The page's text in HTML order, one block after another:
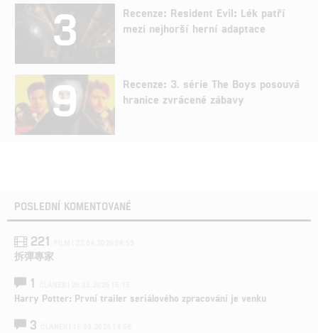
3
Recenze: Resident Evil: Lék patří
mezi nejhorší herní adaptace
9
Recenze: 3. série The Boys posouvá
hranice zvrácené zábavy
POSLEDNÍ KOMENTOVANÉ
221
拆彈專家
1
Harry Potter: První trailer seriálového zpracování je venku
3